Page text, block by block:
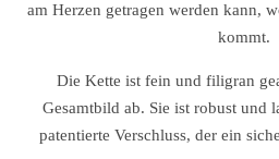
am Herzen getragen werden kann,
kommt.
Die Kette ist fein und filigran
Gesamtbild ab. Sie ist robust und
patentierte Verschluss, der ein